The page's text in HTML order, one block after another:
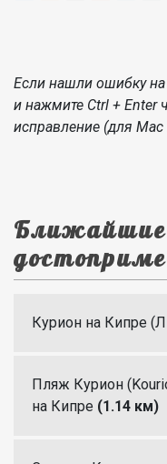
Если нашли ошибку на
и нажмите Ctrl + Enter
исправление (для
Ближайшие
Курион на Кипре
Пляж Курион
на Кипре (1.14 км)